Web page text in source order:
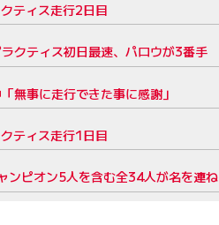
ティス走行2日目
クティス初日最速、パロウが3番手
無事に走行できた事に感謝」
ティス走行1日目
ピオン5人を含む全34人が名を連